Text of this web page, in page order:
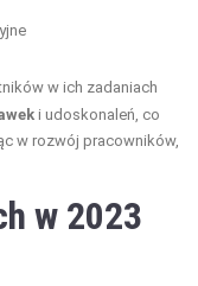
w ich zadaniach
i udoskonaleń, co
w rozwój pracowników,
w 2023